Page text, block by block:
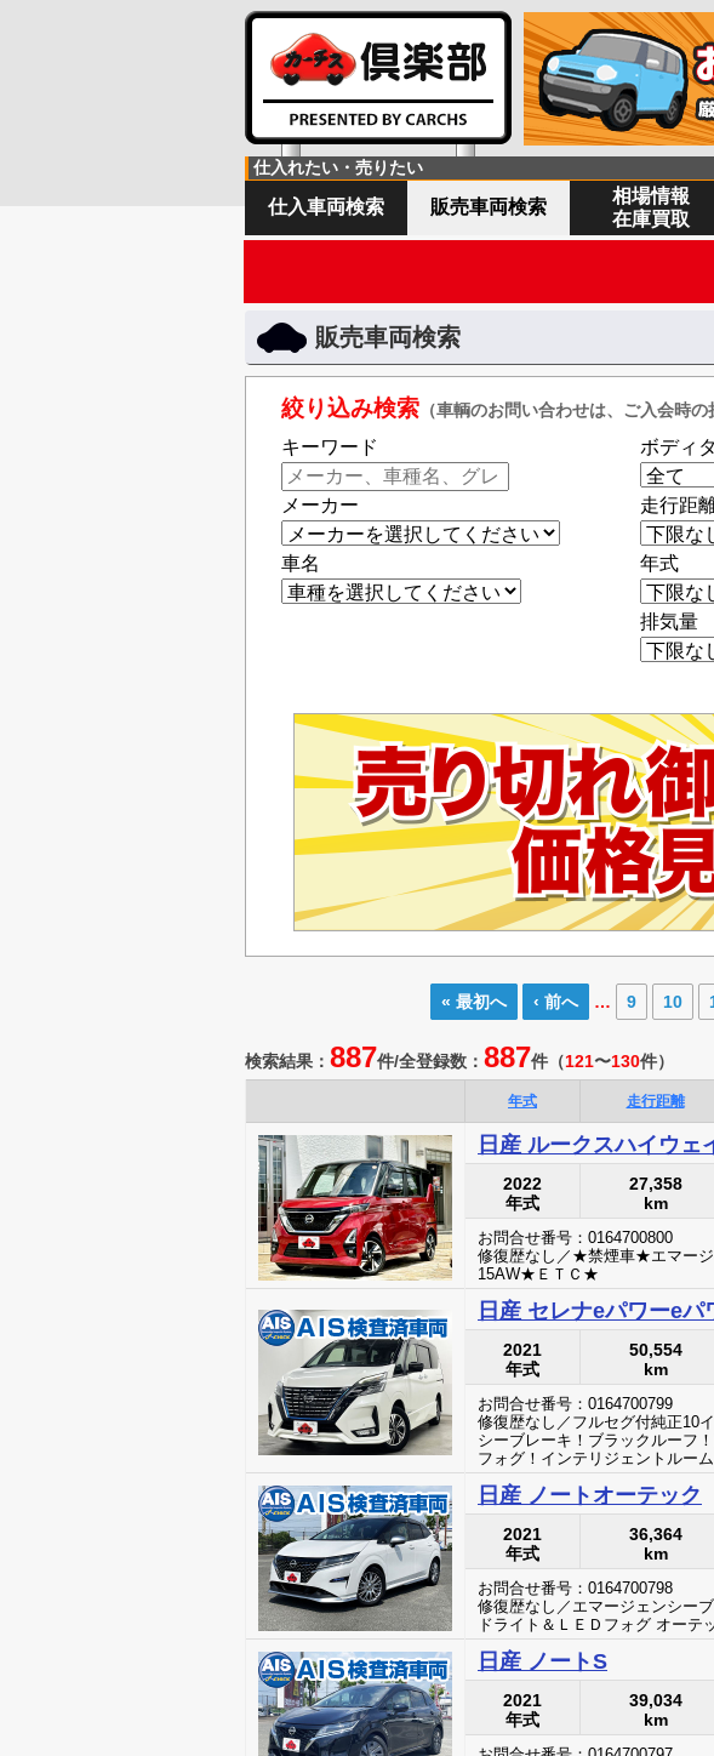
仕入れたい・売りたい
仕入車両検索 販売車両検索
相場情報
在庫買取
販売車両検索
絞り込み検索（車輌のお問い合わせは、ご入会時の
キーワード
メーカー
車名
ボディ
走行距
年式
排気量
« 最初へ ‹ 前へ … 9 10
検索結果： 887件/全登録数： 887件 （121〜130件）
年式 走行距離
日産 ルークスハイウェ
2022
年式
27,358
km
お問合せ番号：0164700800
修復歴なし／★禁煙車★エマー
15AW★ＥＴＣ★
日産 セレナeパワーe
2021
年式
50,554
km
お問合せ番号：0164700799
修復歴なし／フルセグ付純正10
シーブレーキ！ブラックルーフ
フォグ！インテリジェントルー
日産 ノートオーテック
2021
年式
36,364
km
お問合せ番号：0164700798
修復歴なし／エマージェンシー
ドライト＆ＬＥＤフォグ オー
日産 ノートS
2021
年式
39,034
km